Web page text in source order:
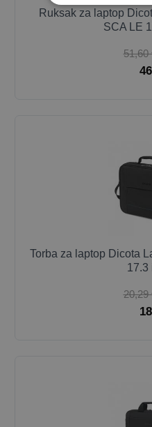
Ruksak za laptop
SCA LE
51,60
Torba za laptop Dicota
17.3
20,29